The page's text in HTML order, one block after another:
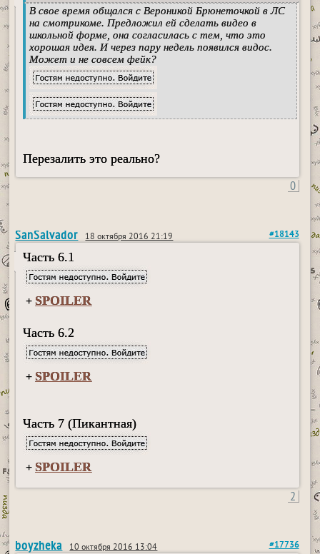
В свое время общался с Вероникой Брюнеточкой в ЛС
на смотрикоме. Предложил ей сделать видео в
школьной форме, она согласилась с тем, что это
хорошая идея. И через пару недель появился видос.
Может и не совсем фейк?
Перезалить это реально?
0
SanSalvador 18 октября 2016 21:19 #18143
Часть 6.1
+ SPOILER
Часть 6.2
+ SPOILER
Часть 7 (Пикантная)
+ SPOILER
2
boyzheka 10 октября 2016 13:04 #17736